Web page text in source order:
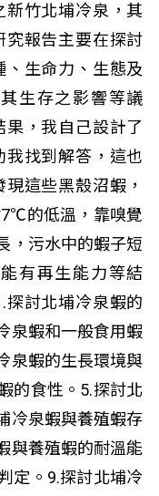
新竹北埔冷泉，其
究報告主要在探討
生命力、生態及
生存之影響等議
，我自己設計了
找到解答，這也
這些黑殼沼蝦，
的低溫，靠嗅覺
，污水中的蝦子短
有再生能力等結
探討北埔冷泉蝦的
泉蝦和一般食用蝦
泉蝦的生長環境與
的食性。5.探討北
冷泉蝦與養殖蝦存
與養殖蝦的耐溫能
定。9.探討北埔冷